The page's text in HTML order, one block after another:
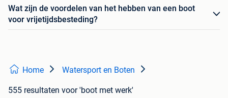
Wat zijn de voordelen van het hebben van een boot
voor vrijetijdsbesteding?
Home Watersport en Boten
555 resultaten voor 'boot met werk'